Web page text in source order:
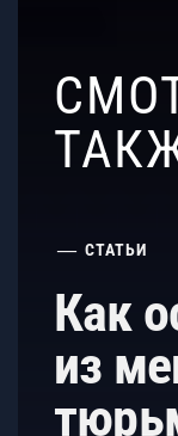
СТАТЬИ
Как
из